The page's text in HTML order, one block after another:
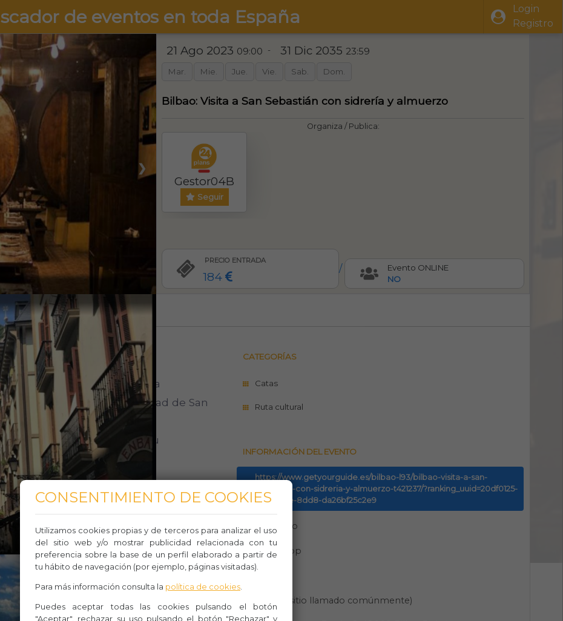
de eventos en toda España
Login
Registro
❯
21 Ago 2023 09:00 - 31 Dic 2035 23:59
Mar. Mie. Jue. Vie. Sab. Dom.
Bilbao: Visita a San Sebastián con sidrería y almuerzo
Organiza / Publica:
Gestor04B
Seguir
PRECIO ENTRADA
184
/
Evento ONLINE
NO
503 0 0
desde Bilbao es una
explorar la hermosa ciudad de San
de su rica tradición
por su belleza escénica, su
oferta culinaria.
de descubrir los lugares más
famosa playa de La Concha, el casco
visitarás una sidrería tradicional,
sidra vasca y disfrutarás de una cata
en el País Vasco, y esta es una
la gastronomía vasca, que es
CATEGORÍAS
Catas
Ruta cultural
INFORMACIÓN DEL EVENTO
https://www.getyourguide.es/bilbao-l93/bilbao-visita-a-san-
sebastian-con-sidreria-y-almuerzo-t421237/?ranking_uuid=20df0125-
41c8-41be-8dd8-da26bf25c2e9
Teléfono
Whasapp
Lugar (sitio llamado comúnmente)
CONSENTIMIENTO DE COOKIES
Utilizamos cookies propias y de terceros para analizar el uso
del sitio web y/o mostrar publicidad relacionada con tu
preferencia sobre la base de un perfil elaborado a partir de
tu hábito de navegación (por ejemplo, páginas visitadas).
Para más información consulta la política de cookies
Puedes aceptar todas las cookies pulsando el botón
"Aceptar", rechazar su uso pulsando el botón "Rechazar" y